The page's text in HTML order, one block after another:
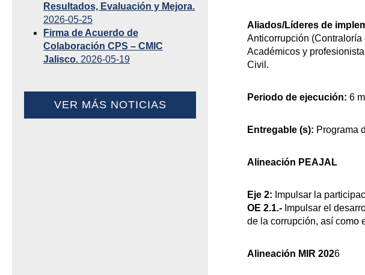
Aliados/Líderes de
Anticorrupción
Académicos y
Civil.
Periodo de ejecución: 6
Entregable (s): Programa
Alineación PEAJAL
Eje 2: Impulsar la
OE 2.1.- Impulsar el
de la corrupción, así como
Alineación MIR 2026
Resultados, Evaluación y Mejora.
2026-05-25
Firma de Acuerdo de
Colaboración CPS – CMIC
Jalisco. 2026-05-19
VER MÁS NOTICIAS